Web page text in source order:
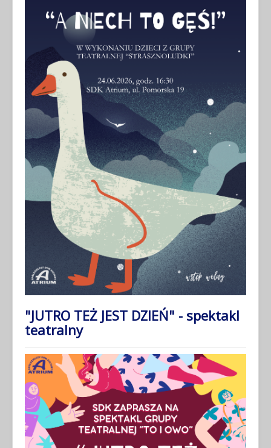
"JUTRO TEŻ JEST DZIEŃ" - spektakl
teatralny